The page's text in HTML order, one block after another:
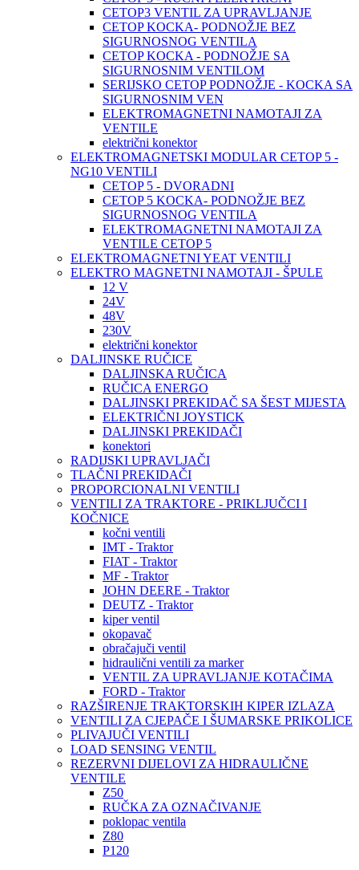
CETOP3 VENTIL ZA UPRAVLJANJE
CETOP KOCKA- PODNOŽJE BEZ
SIGURNOSNOG VENTILA
CETOP KOCKA - PODNOŽJE SA
SIGURNOSNIM VENTILOM
SERIJSKO CETOP PODNOŽJE - KOCKA SA
SIGURNOSNIM VEN
ELEKTROMAGNETNI NAMOTAJI ZA
VENTILE
električni konektor
ELEKTROMAGNETSKI MODULAR CETOP 5 -
NG10 VENTILI
CETOP 5 - DVORADNI
CETOP 5 KOCKA- PODNOŽJE BEZ
SIGURNOSNOG VENTILA
ELEKTROMAGNETNI NAMOTAJI ZA
VENTILE CETOP 5
ELEKTROMAGNETNI YEAT VENTILI
ELEKTRO MAGNETNI NAMOTAJI - ŠPULE
12 V
24V
48V
230V
električni konektor
DALJINSKE RUČICE
DALJINSKA RUČICA
RUČICA ENERGO
DALJINSKI PREKIDAČ SA ŠEST MIJESTA
ELEKTRIČNI JOYSTICK
DALJINSKI PREKIDAČI
konektori
RADIJSKI UPRAVLJAČI
TLAČNI PREKIDAČI
PROPORCIONALNI VENTILI
VENTILI ZA TRAKTORE - PRIKLJUČCI I
KOČNICE
kočni ventili
IMT - Traktor
FIAT - Traktor
MF - Traktor
JOHN DEERE - Traktor
DEUTZ - Traktor
kiper ventil
okopavač
obračajuči ventil
hidraulični ventili za marker
VENTIL ZA UPRAVLJANJE KOTAČIMA
FORD - Traktor
RAZŠIRENJE TRAKTORSKIH KIPER IZLAZA
VENTILI ZA CJEPAČE I ŠUMARSKE PRIKOLICE
PLIVAJUČI VENTILI
LOAD SENSING VENTIL
REZERVNI DIJELOVI ZA HIDRAULIČNE
VENTILE
Z50
RUČKA ZA OZNAČIVANJE
poklopac ventila
Z80
P120